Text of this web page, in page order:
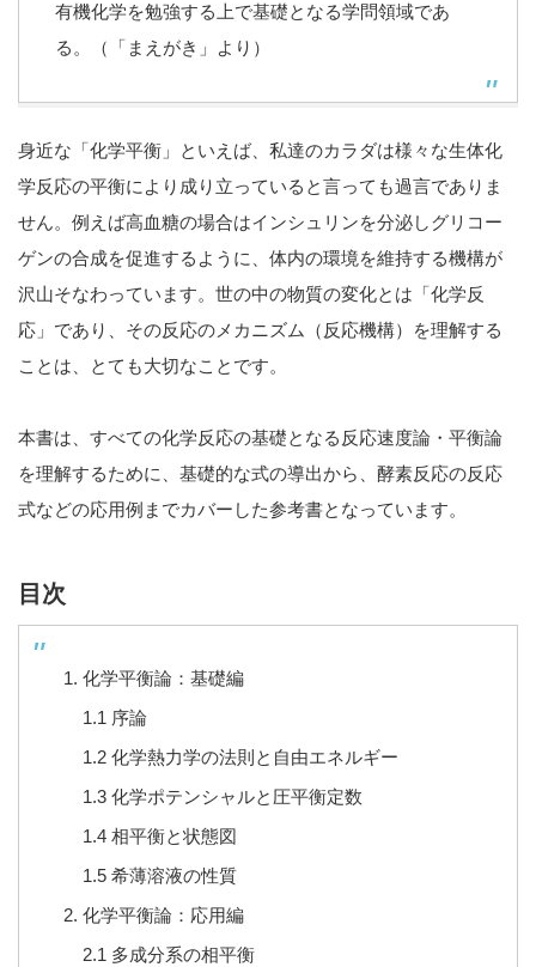
有機化学を勉強する上で基礎となる学問領域であ
る。（「まえがき」より）
身近な「化学平衡」といえば、私達のカラダは様々な生体化
学反応の平衡により成り立っていると言っても過言でありま
せん。例えば高血糖の場合はインシュリンを分泌しグリコー
ゲンの合成を促進するように、体内の環境を維持する機構が
沢山そなわっています。世の中の物質の変化とは「化学反
応」であり、その反応のメカニズム（反応機構）を理解する
ことは、とても大切なことです。
本書は、すべての化学反応の基礎となる反応速度論・平衡論
を理解するために、基礎的な式の導出から、酵素反応の反応
式などの応用例までカバーした参考書となっています。
目次
化学平衡論：基礎編
1.1 序論
1.2 化学熱力学の法則と自由エネルギー
1.3 化学ポテンシャルと圧平衡定数
1.4 相平衡と状態図
1.5 希薄溶液の性質
化学平衡論：応用編
2.1 多成分系の相平衡